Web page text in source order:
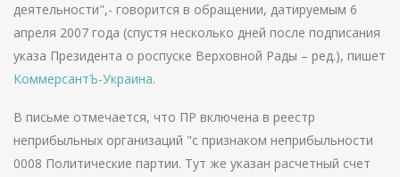
деятельности",- говорится в обращении, датируемым 6
апреля 2007 года (спустя несколько дней после подписания
указа Президента о роспуске Верховной Рады – ред.), пишет
КоммерсантЪ-Украина.
В письме отмечается, что ПР включена в реестр
неприбыльных организаций "с признаком неприбыльности
0008 Политические партии. Тут же указан расчетный счет